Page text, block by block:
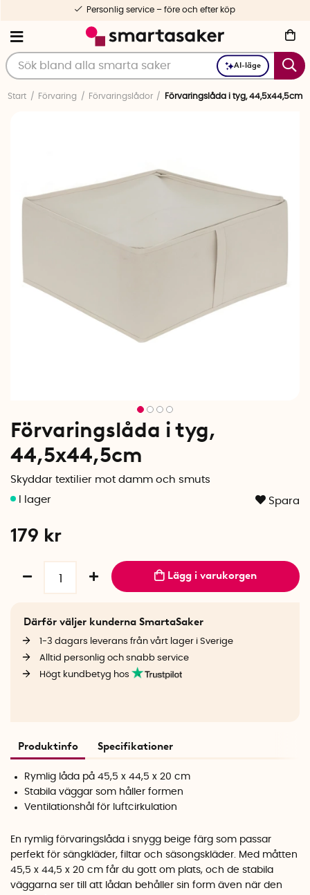
AI-läge
Personlig service – före och efter köp
Start Förvaring Förvaringslådor Förvaringslåda i tyg, 44,5x44,5cm
Förvaringslåda i tyg,
44,5x44,5cm
Skyddar textilier mot damm och smuts
Spara
179 kr
Lägg i varukorgen
Därför väljer kunderna SmartaSaker
1-3 dagars leverans från vårt lager i Sverige
Alltid personlig och snabb service
Högt kundbetyg hos
Produktinfo Specifikationer
Rymlig låda på 45,5 x 44,5 x 20 cm
Stabila väggar som håller formen
Ventilationshål för luftcirkulation
En rymlig förvaringslåda i snygg beige färg som passar
perfekt för sängkläder, filtar och säsongskläder. Med måtten
45,5 x 44,5 x 20 cm får du gott om plats, och de stabila
väggarna ser till att lådan behåller sin form även när den